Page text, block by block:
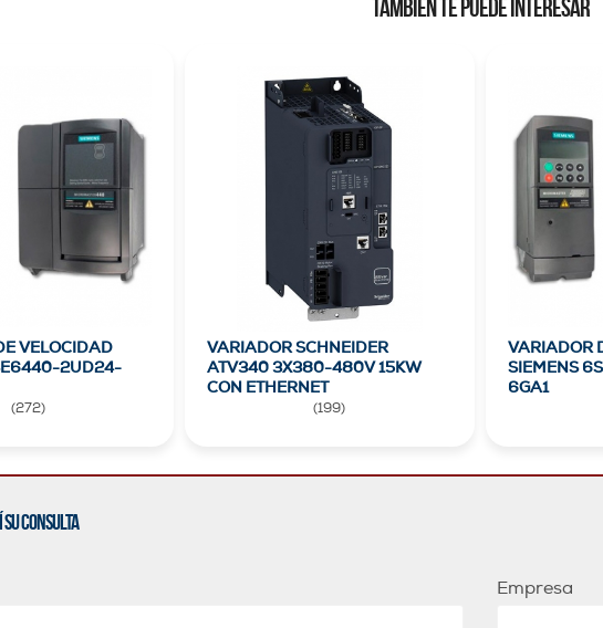
TAMBIÉN TE PUEDE INTERESAR
VELOCIDAD
2UD24-
(272)
VARIADOR SCHNEIDER
ATV340 3X380-480V 15KW
CON ETHERNET
(199)
VARIADOR
SIEMENS
6GA1
su consulta
Empresa